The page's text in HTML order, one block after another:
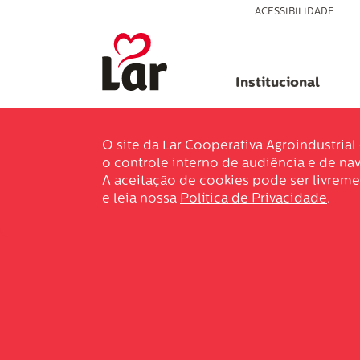
ACESSIBILIDADE
Institucional
O site da Lar Cooperativa
o controle interno de audiência e de
A aceitação de cookies pode ser
e leia nossa Política de Privacidade.